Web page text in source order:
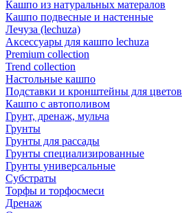
Кашпо из натуральных матералов
Кашпо подвесные и настенные
Лечуза (lechuza)
Аксессуары для кашпо lechuza
Premium collection
Trend collection
Настольные кашпо
Подставки и кронштейны для цветов
Кашпо с автополивом
Грунт, дренаж, мульча
Грунты
Грунты для рассады
Грунты специализированные
Грунты универсальные
Субстраты
Торфы и торфосмеси
Дренаж